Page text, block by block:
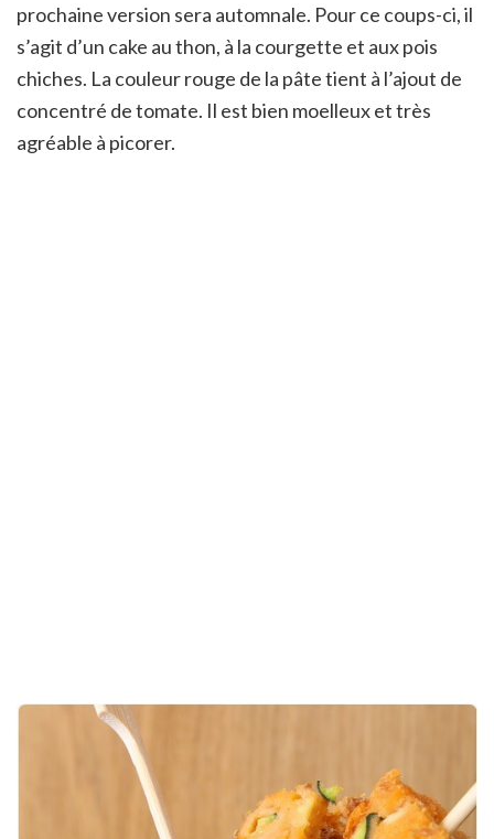
prochaine version sera automnale. Pour ce coups-ci, il
s’agit d’un cake au thon, à la courgette et aux pois
chiches. La couleur rouge de la pâte tient à l’ajout de
concentré de tomate. Il est bien moelleux et très
agréable à picorer.